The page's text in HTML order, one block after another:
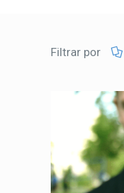
Filtrar por